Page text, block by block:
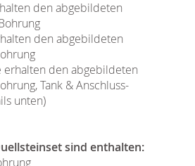
den abgebildeten
den abgebildeten
erhalten den abgebildeten
Tank & Anschluss-
unten)
sind enthalten: